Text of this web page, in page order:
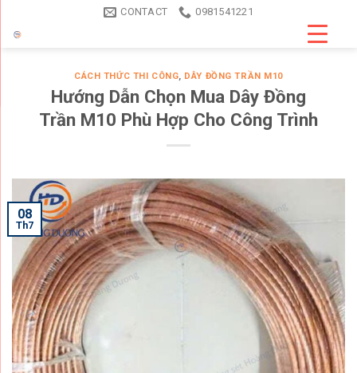
CONTACT 0981541221
CÁCH THỨC THI CÔNG, DÂY ĐỒNG TRẦN M10
Hướng Dẫn Chọn Mua Dây Đồng
Trần M10 Phù Hợp Cho Công Trình
08
Th7